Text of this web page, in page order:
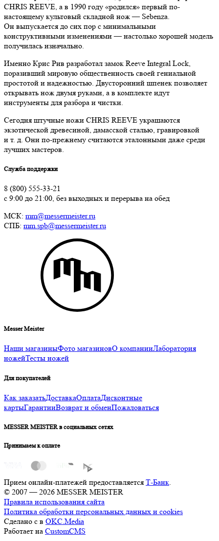
CHRIS REEVE, а в 1990 году «родился» первый по-
настоящему культовый складной нож — Sebenza.
Он выпускается до сих пор с минимальными
конструктивными изменениями — настолько хорошей модель
получилась изначально.
Именно Крис Рив разработал замок Reeve Integral Lock,
поразивший мировую общественность своей гениальной
простотой и надежностью. Двусторонний шпенек позволяет
открывать нож двумя руками, а в комплекте идут
инструменты для разбора и чистки.
Сегодня штучные ножи CHRIS REEVE украшаются
экзотической древесиной, дамасской сталью, гравировкой
и т. д. Они по-прежнему считаются эталонными даже среди
лучших мастеров.
Служба поддержки
8 (800) 555-33-21
с 9:00 до 21:00, без выходных и перерыва на обед
МСК: mm@messermeister.ru
СПБ: mm.spb@messermeister.ru
Messer Meister
Наши магазиныФото магазиновО компанииЛаборатория
ножейТесты ножей
Для покупателей
Как заказатьДоставкаОплатаДисконтные
картыГарантииВозврат и обменПожаловаться
MESSER MEISTER в социальных сетях
Принимаем к оплате
Прием онлайн-платежей предоставляется Т-Банк.
© 2007 — 2026 MESSER MEISTER
Правила использования сайта
Политика обработки персональных данных и cookies
Сделано с в OKC.Media
Работает на CustomCMS